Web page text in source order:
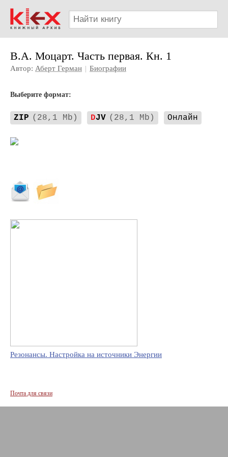
В.А. Моцарт. Часть первая. Кн. 1
Автор: Аберт Герман | Биографии
Выберите формат:
ZIP (28,1 Mb) DJV (28,1 Mb) Онлайн
Резонансы. Настройка на источники Энергии
Почта для связи